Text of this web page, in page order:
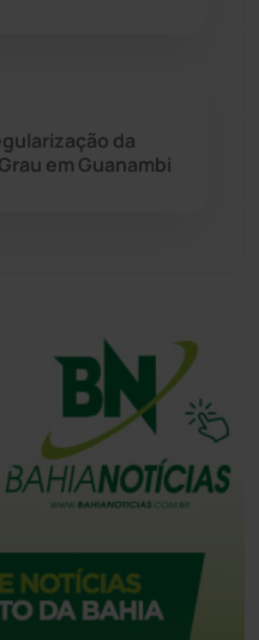
(12)
da
em Guanambi